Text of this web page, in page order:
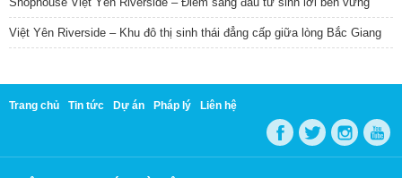
Việt Yên Riverside – Khu đô thị sinh thái đẳng cấp giữa lòng Bắc Giang
Trang chủ Tin tức Dự án Pháp lý Liên hệ